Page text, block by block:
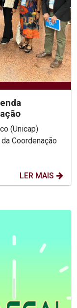
(Unicap)
Coordenação
LER MAIS